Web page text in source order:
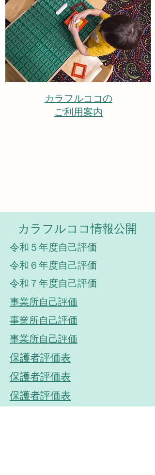
カラフルココの
ご利用案内
​カラフルココ情報公開
令和５年度自己評価
令和６年度自己評価
令和７年度自己評価
事業所自己評価
事業所自己評価
事業所自己評価
保護者評価表
保護者評価表
保護者評価表